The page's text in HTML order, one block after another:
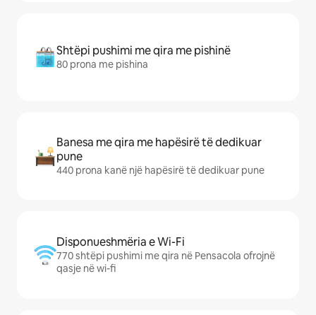
Shtëpi pushimi me qira me pishinë
80 prona me pishina
Banesa me qira me hapësirë të dedikuar
pune
440 prona kanë një hapësirë të dedikuar pune
Disponueshmëria e Wi-Fi
770 shtëpi pushimi me qira në Pensacola ofrojnë
qasje në wi-fi